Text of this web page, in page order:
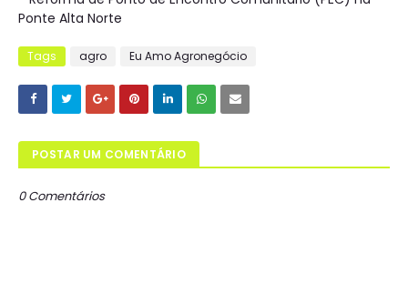
Ponte Alta Norte
Tags agro Eu Amo Agronegócio
POSTAR UM COMENTÁRIO
0 Comentários